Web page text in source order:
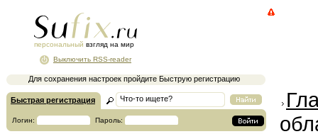
персональный взгляд на мир
Для сохранения настроек пройдите Быструю регистрацию
Выключить RSS-reader
Быстрая регистрация
Логин: Пароль: